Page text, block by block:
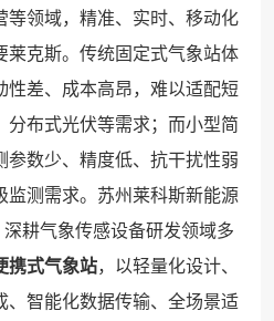
等领域，精准、实时、移动化
莱克斯。传统固定式气象站体
性差、成本高昂，难以适配短
布式光伏等需求；而小型简
数少、精度低、抗干扰性弱
监测需求。苏州莱科斯新能源
耕气象传感设备研发领域多
携式气象站，以轻量化设计、
、智能化数据传输、全场景适